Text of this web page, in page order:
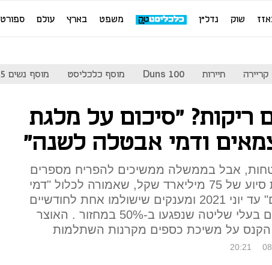
שוק נדל"ן משפט בארץ עולם ספורט
קריירה תיירות Duns 100 מוסף כלכליסט מוסף נשים 2025
ריקות? "סיכום על מלגת
ודמי אבטלה לשנה"
אבל בממשלה ממשיכים להפריח מספרים
ומבטיחים חבילת סיוע של 75 מיליארד שקל, שאמורה לכלול "דמי
אבטלה משופרים" עד יוני 2021 ומענקים שישולמו אחת לחודשיים
לעצמאים ושכירים בעלי שליטה שנפגעו ב-50% במחזור . האוצר
על משיכת כספים מקרנות השתלמות
20:21